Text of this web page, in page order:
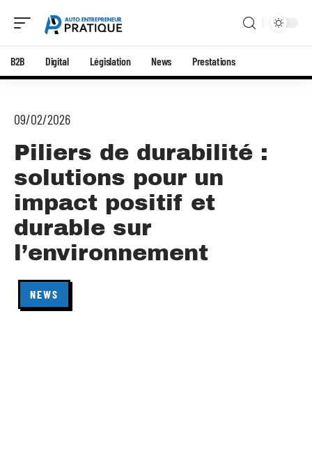
B2B Digital Législation News Prestations
09/02/2026
Piliers de durabilité :
solutions pour un
impact positif et
durable sur
l’environnement
NEWS